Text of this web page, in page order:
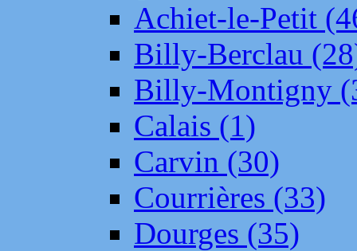
Achiet-le-Petit
Billy-Berclau
Billy-Montigny
Calais (1)
Carvin (30)
Courrières (33)
Dourges (35)